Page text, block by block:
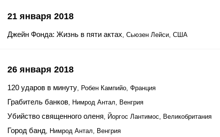
21 января 2018
Джейн Фонда: Жизнь в пяти актах, Сьюзен Лейси, США
26 января 2018
120 ударов в минуту, Робен Кампийо, Франция
Грабитель банков, Нимрод Антал, Венгрия
Убийство священного оленя, Йоргос Лантимос, Великобритания
Город банд, Нимрод Антал, Венгрия